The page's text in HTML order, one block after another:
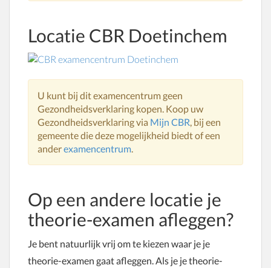
Locatie CBR Doetinchem
U kunt bij dit examencentrum geen
Gezondheidsverklaring kopen. Koop uw
Gezondheidsverklaring via Mijn CBR, bij een
gemeente die deze mogelijkheid biedt of een
anderexamencentrum.
Op een andere locatie je
theorie-examen afleggen?
Je bent natuurlijk vrij om te kiezen waar je je
theorie-examen gaat afleggen. Als je je theorie-